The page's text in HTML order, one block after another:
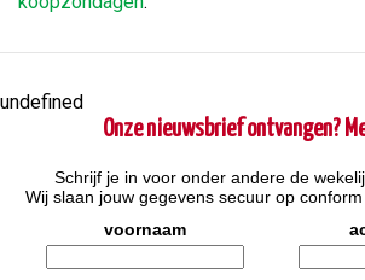
undefined
Onze nieuwsbrief ontvangen?
Schrijf je in voor onder andere de
Wij slaan jouw gegevens secuur op
voornaam